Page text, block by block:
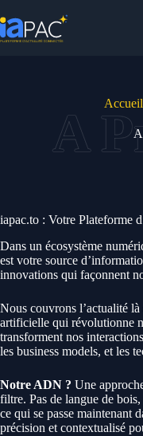
au
contenu
Accueil
iapac.to : Votre Plateforme
Dans un écosystème
est votre source
innovations qui façonnent
Nous couvrons l’actualité
artificielle qui révolutionne
transforment nos
les business models, et les
Notre ADN ? Une
filtre. Pas de langue de
ce qui se passe maintenant
précision et contextualisé